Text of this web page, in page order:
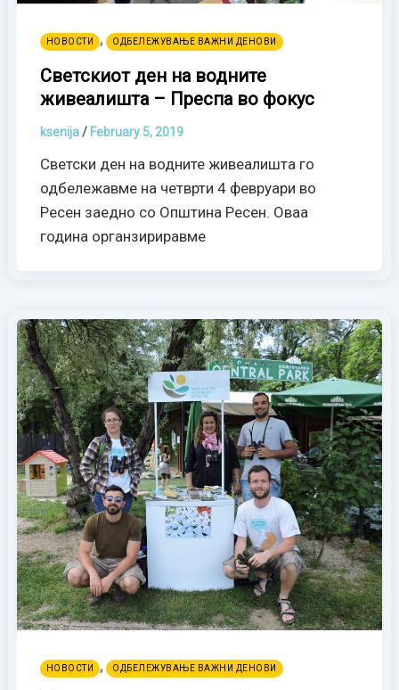
НОВОСТИ , ОДБЕЛЕЖУВАЊЕ ВАЖНИ ДЕНОВИ
Светскиот ден на водните
живеалишта – Преспа во фокус
ksenija/ February 5, 2019
Светски ден на водните живеалишта го
одбележавме на четврти 4 февруари во
Ресен заедно со Општина Ресен. Оваа
година органзириравме
НОВОСТИ , ОДБЕЛЕЖУВАЊЕ ВАЖНИ ДЕНОВИ